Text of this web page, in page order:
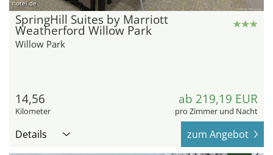
hotel.de
SpringHill Suites by Marriott
Weatherford Willow Park
Willow Park
14,56
Kilometer
ab 219,19 EUR
pro Zimmer und Nacht
Details zum Angebot